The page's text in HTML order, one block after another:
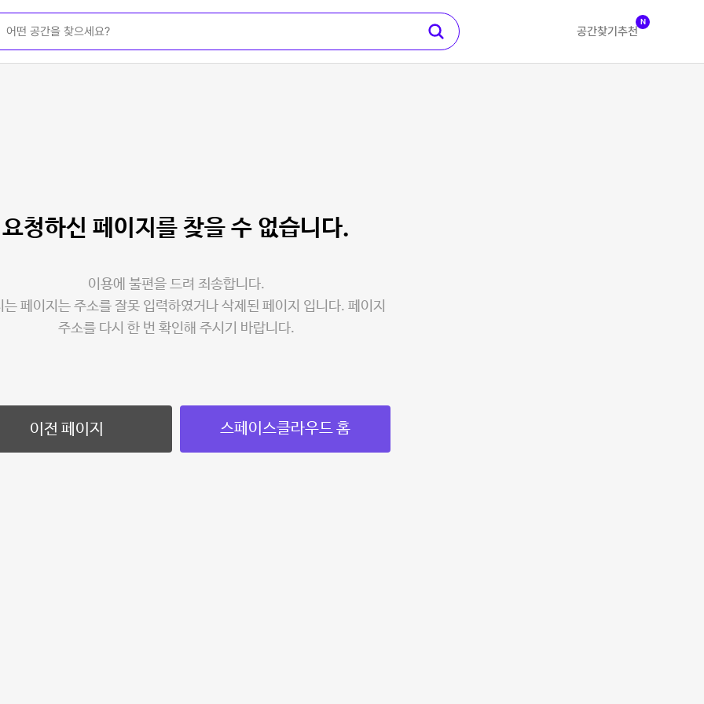
공간찾기 추천
N
요청하신 페이지를 찾을 수 없습니다.
이용에 불편을 드려 죄송합니다.
는 페이지는 주소를 잘못 입력하였거나 삭제된 페이지 입니다. 페이지
주소를 다시 한 번 확인해 주시기 바랍니다.
이전 페이지 스페이스클라우드 홈